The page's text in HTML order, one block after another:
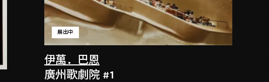
伊萬．巴恩
展出中
廣州歌劇院 #1